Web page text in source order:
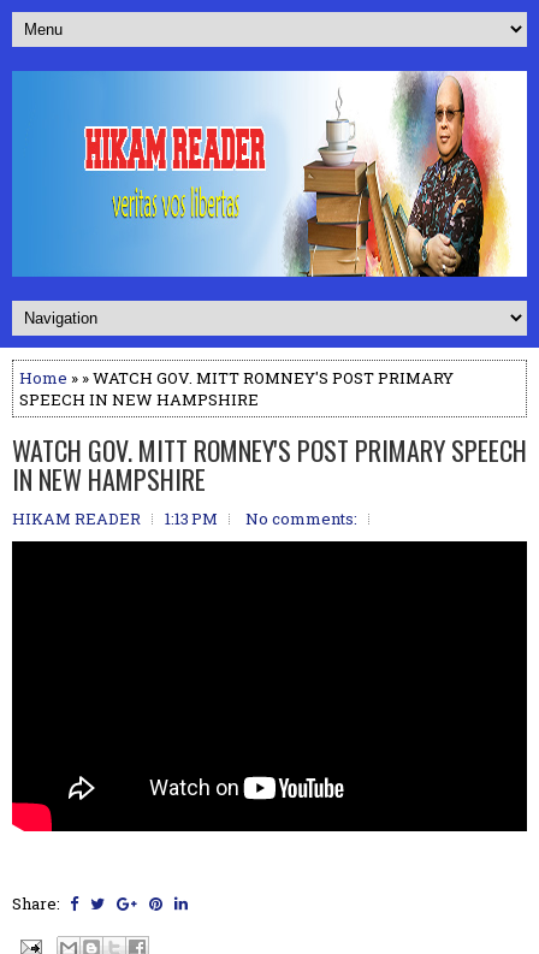
Home » » WATCH GOV. MITT ROMNEY'S POST PRIMARY
SPEECH IN NEW HAMPSHIRE
WATCH GOV. MITT ROMNEY'S POST PRIMARY SPEECH
IN NEW HAMPSHIRE
HIKAM READER 1:13 PM No comments:
Share: